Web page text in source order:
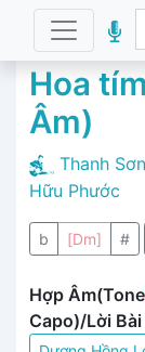
Hoa
Âm)
Thanh Sơn
Hữu Phước
b [Dm] #
Hợp Âm(Tone
Capo)/Lời